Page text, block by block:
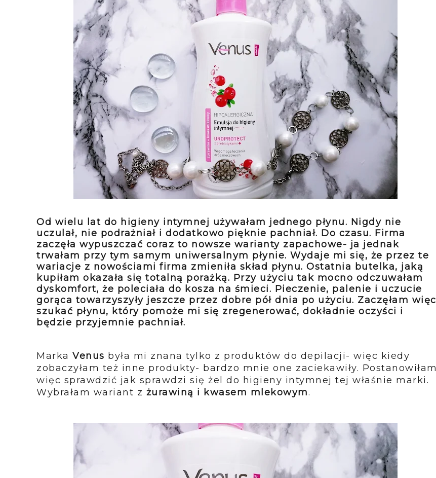
Od wielu lat do higieny intymnej używałam jednego płynu. Nigdy nie
uczulał, nie podrażniał i dodatkowo pięknie pachniał. Do czasu. Firma
zaczęła wypuszczać coraz to nowsze warianty zapachowe- ja jednak
trwałam przy tym samym uniwersalnym płynie. Wydaje mi się, że przez te
wariacje z nowościami firma zmieniła skład płynu. Ostatnia butelka, jaką
kupiłam okazała się totalną porażką. Przy użyciu tak mocno odczuwałam
dyskomfort, że poleciała do kosza na śmieci. Pieczenie, palenie i uczucie
gorąca towarzyszyły jeszcze przez dobre pół dnia po użyciu. Zaczęłam więc
szukać płynu, który pomoże mi się zregenerować, dokładnie oczyści i
będzie przyjemnie pachniał.
Marka Venus była mi znana tylko z produktów do depilacji- więc kiedy
zobaczyłam też inne produkty- bardzo mnie one zaciekawiły. Postanowiłam
więc sprawdzić jak sprawdzi się żel do higieny intymnej tej właśnie marki.
Wybrałam wariant z żurawiną i kwasem mlekowym.